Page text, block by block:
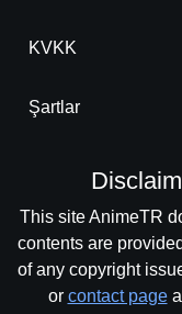
KVKK
Şartlar
This site AnimeTR
contents are
of any copyright
or contact page